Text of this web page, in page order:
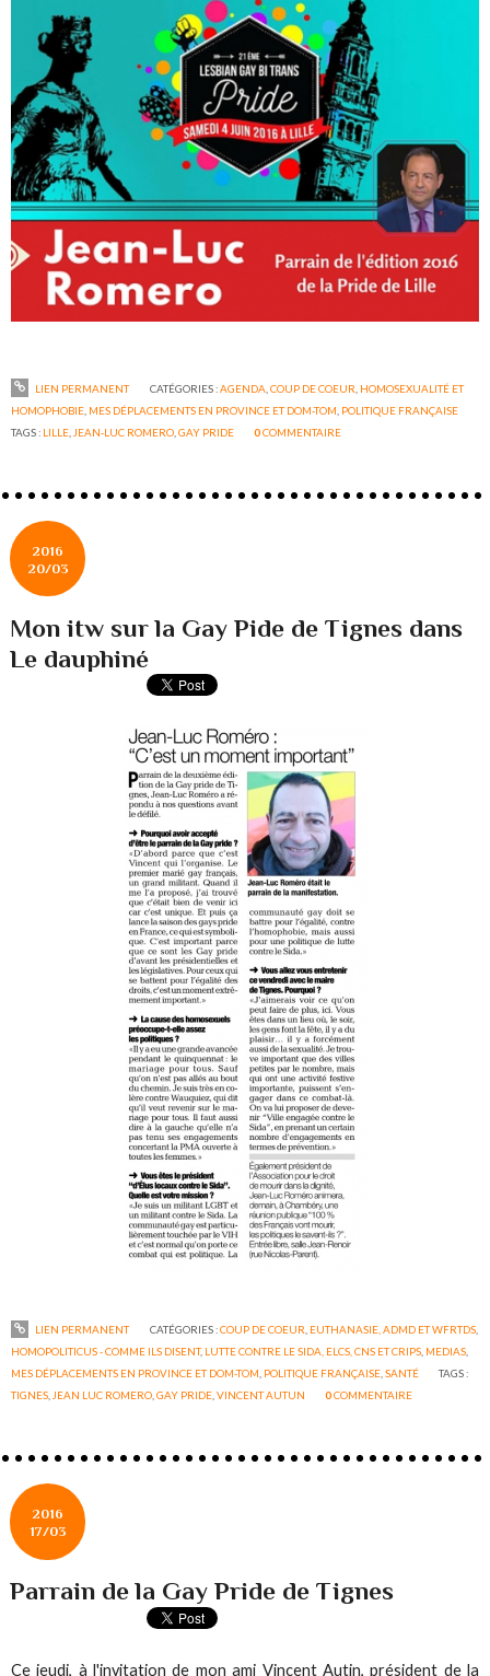
LIEN PERMANENT CATÉGORIES :AGENDA COUP DE COEUR HOMOSEXUALITÉ ET
HOMOPHOBIE MES DÉPLACEMENTS EN PROVINCE ET DOM-TOM POLITIQUE FRANÇAISE
TAGS : LILLE JEAN-LUC ROMERO ,GAY PRIDE 0COMMENTAIRE
2016
20/03
Mon itw sur la Gay Pide de Tignes dans
Le dauphiné
LIEN PERMANENT CATÉGORIES :COUP DE COEUR, EUTHANASIE, ADMD ET WFRTDS,
HOMOPOLITICUS - COMME ILS DISENT, LUTTE CONTRE LE SIDA, ELCS, CNS ET CRIPS, MEDIAS,
MES DÉPLACEMENTS EN PROVINCE ET DOM-TOM, POLITIQUE FRANÇAISE,SANTÉ
TAGS :
TIGNES,JEAN LUC ROMERO,GAY PRIDE,VINCENT AUTUN 0COMMENTAIRE
2016
17/03
Parrain de la Gay Pride de Tignes
Ce jeudi, à l'invitation de mon ami Vincent Autin, président de la